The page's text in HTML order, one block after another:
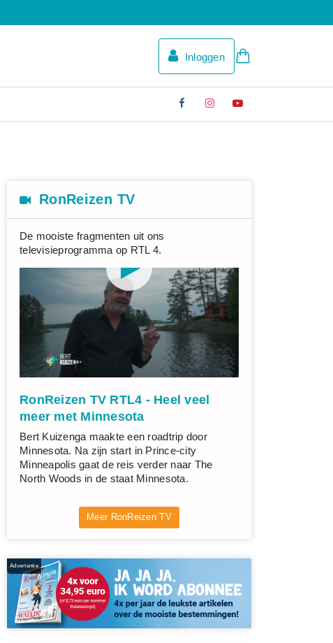
Inloggen
RonReizen TV
De mooiste fragmenten uit ons
televisieprogramma op RTL 4.
RonReizen TV RTL4 - Heel veel
meer met Minnesota
Bert Kuizenga maakte een roadtrip door
Minnesota. Na zijn start in Prince-city
Minneapolis gaat de reis verder naar The
North Woods in de staat Minnesota.
Meer RonReizen TV
Advertentie